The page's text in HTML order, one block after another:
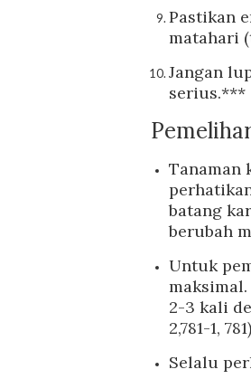
Pastikan
matahari
Jangan
serius.***
Tanaman
batang
berubah
Untuk
2-3 kali
2,781-1, 781)
Selalu